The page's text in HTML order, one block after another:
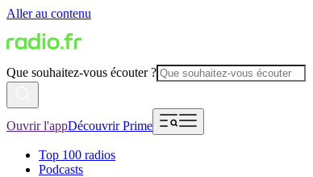
Aller au contenu
Que souhaitez-vous écouter ?
Ouvrir l'appDécouvrir Prime
Top 100 radios
Podcasts